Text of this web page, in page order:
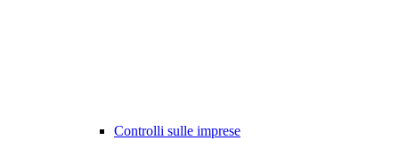
Controlli sulle imprese